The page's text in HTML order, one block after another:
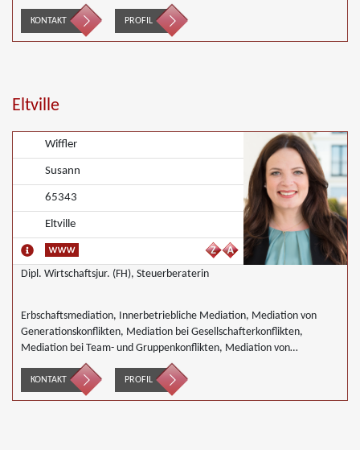
KONTAKT PROFIL
Eltville
Wiffler
Susann
65343
Eltville
Dipl. Wirtschaftsjur. (FH), Steuerberaterin
Erbschaftsmediation, Innerbetriebliche Mediation, Mediation von
Generationskonflikten, Mediation bei Gesellschafterkonflikten,
Mediation bei Team- und Gruppenkonflikten, Mediation von
Unternehmensnachfolgen, Mediation in der Wohnungswirtschaft
KONTAKT PROFIL